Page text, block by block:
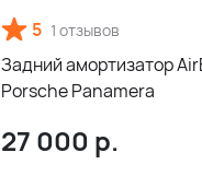
5 1 отзывов
Задний амортизатор
Porsche Panamera
27 000 р.